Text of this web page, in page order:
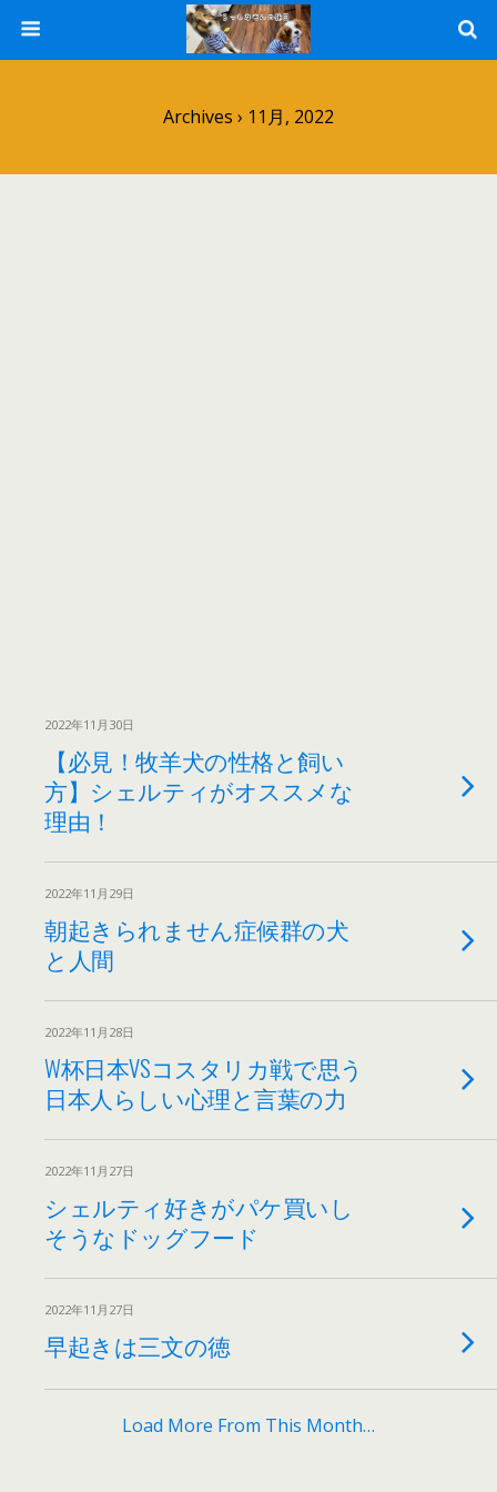
Archives › 11月, 2022
2022年11月30日
【必見！牧羊犬の性格と飼い
方】シェルティがオススメな
理由！
2022年11月29日
朝起きられません症候群の犬
と人間
2022年11月28日
W杯日本VSコスタリカ戦で思う
日本人らしい心理と言葉の力
2022年11月27日
シェルティ好きがパケ買いし
そうなドッグフード
2022年11月27日
早起きは三文の徳
Load More From This Month…